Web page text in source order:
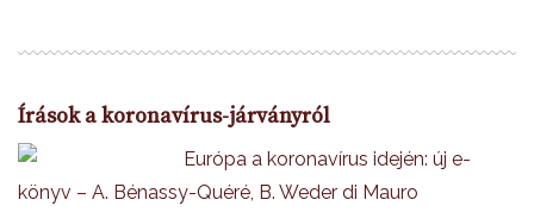
Írások a koronavírus-járványról
Európa a koronavírus idején: új e-
könyv – A. Bénassy-Quéré, B. Weder di Mauro